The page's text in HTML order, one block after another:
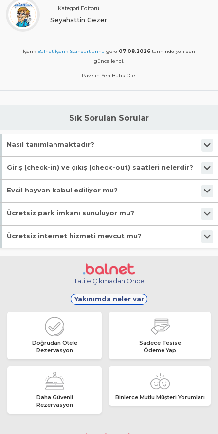
Kategori Editörü
Seyahattin Gezer
İçerik Balnet İçerik Standartlarına göre 07.08.2026 tarihinde yeniden
güncellendi.
Pavelin Yeri Butik Otel
Sık Sorulan Sorular
Nasıl tanımlanmaktadır?
Tesis Otel statüsündedir. Öne çıkan özellikleri "Evcil Hayvan Kabul,
Giriş (check-in) ve çıkış (check-out) saatleri nelerdir?
Giriş en erken 14:00, çıkış en geç 12:00 saatindedir.
Evcil hayvan kabul ediliyor mu?
Evet, evcil hayvan kabul ediliyor.
Ücretsiz park imkanı sunuluyor mu?
Evet, ücretsiz park imkanı mevcut.
Ücretsiz internet hizmeti mevcut mu?
Evet, ücretsiz internet hizmeti sunuluyor.
Tatile Çıkmadan Önce
Yakınımda neler var
Doğrudan Otele
Rezervasyon
Sadece Tesise
Ödeme Yap
Daha Güvenli
Rezervasyon
Binlerce Mutlu Müşteri Yorumları